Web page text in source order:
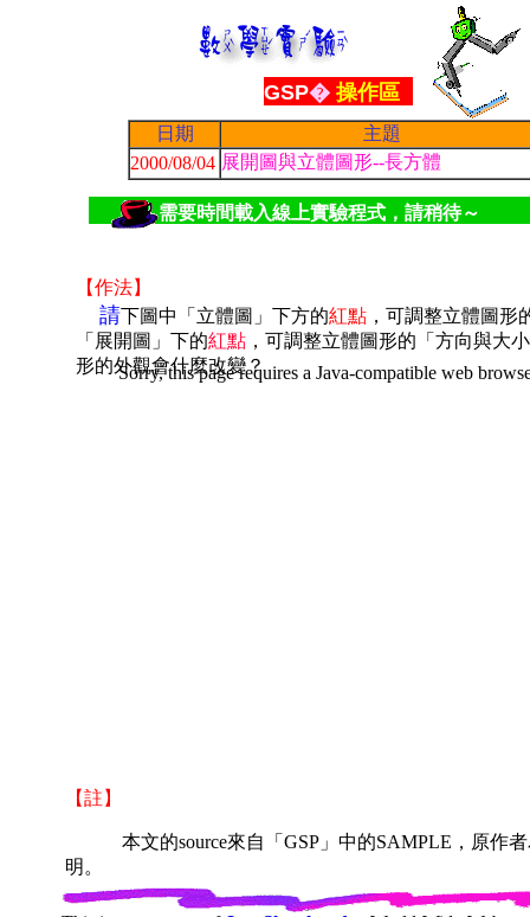
日期
主題
2000/08/04 展開圖與立體圖形--長方體
GSP� 操作區
Sorry, this page requires a Java-compatible web
【作法】
請下圖中「立體圖」下方的紅點 ，可調整立體圖形
「展開圖」下的紅點 ，可調整立體圖形的「方向與大
形的外觀會什麼改變？
需要時間載入線上實驗程式，請稍待～
【註】
本文的source來自「GSP」中的SAMPLE，原作者
明。